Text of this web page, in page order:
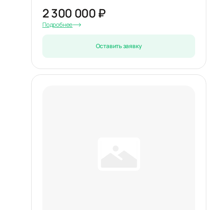
2 300 000 ₽
Подробнее
Оставить заявку